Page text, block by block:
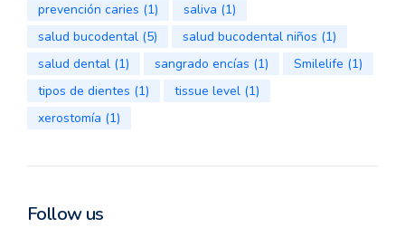
prevención caries (1) saliva (1)
salud bucodental (5) salud bucodental niños (1)
salud dental (1) sangrado encías (1) Smilelife (1)
tipos de dientes (1) tissue level (1)
xerostomía (1)
Follow us